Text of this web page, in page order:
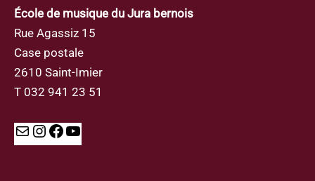
École de musique du Jura bernois
Rue Agassiz 15
Case postale
2610 Saint-Imier
T 032 941 23 51
MailInstagram
Facebook